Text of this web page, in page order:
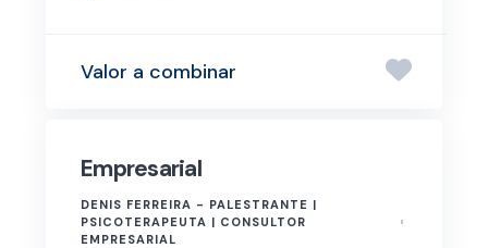
Valor a combinar
Empresarial
DENIS FERREIRA - PALESTRANTE |
PSICOTERAPEUTA | CONSULTOR
EMPRESARIAL